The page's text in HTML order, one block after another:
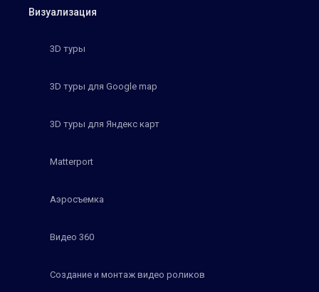
Визуализация
3D туры
3D туры для Google map
3D туры для Яндекс карт
Matterport
Аэросъемка
Видео 360
Создание и монтаж видео роликов